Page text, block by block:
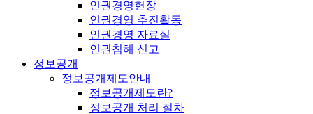
인권경영헌장
인권경영 추진활동
인권경영 자료실
인권침해 신고
정보공개
정보공개제도안내
정보공개제도란?
정보공개 처리 절차